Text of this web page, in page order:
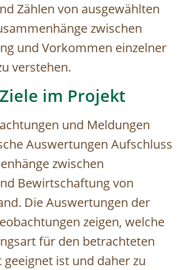
Zählen von ausgewählten
zwischen
und Vorkommen einzelner
verstehen.
im Projekt
und Meldungen
Auswertungen Aufschluss
zwischen
Bewirtschaftung von
Die Auswertungen der
zeigen, welche
für den betrachteten
ist und daher zu